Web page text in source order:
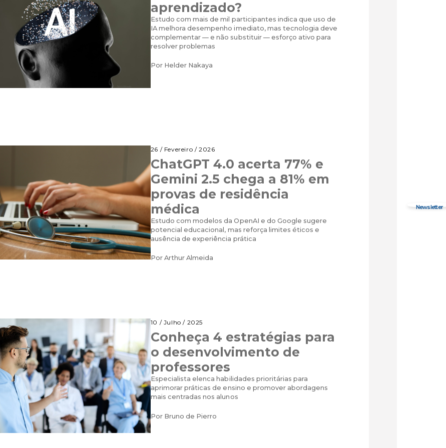
aprendizado?
Estudo com mais de mil participantes indica que uso de
IA melhora desempenho imediato, mas tecnologia deve
complementar — e não substituir — esforço ativo para
resolver problemas
Por Helder Nakaya
26 / Fevereiro / 2026
ChatGPT 4.0 acerta 77% e
Gemini 2.5 chega a 81% em
provas de residência
médica
Estudo com modelos da OpenAI e do Google sugere
potencial educacional, mas reforça limites éticos e
ausência de experiência prática
Por Arthur Almeida
10 / Julho / 2025
Conheça 4 estratégias para
o desenvolvimento de
professores
Especialista elenca habilidades prioritárias para
aprimorar práticas de ensino e promover abordagens
mais centradas nos alunos
Por Bruno de Pierro